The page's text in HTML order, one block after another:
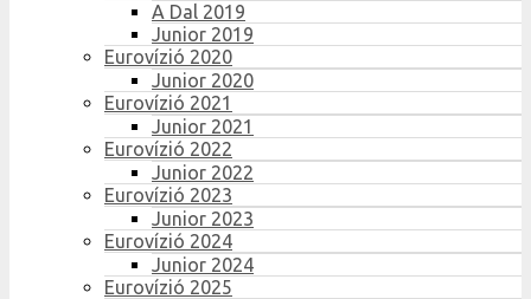
A Dal 2019
Junior 2019
Eurovízió 2020
Junior 2020
Eurovízió 2021
Junior 2021
Eurovízió 2022
Junior 2022
Eurovízió 2023
Junior 2023
Eurovízió 2024
Junior 2024
Eurovízió 2025